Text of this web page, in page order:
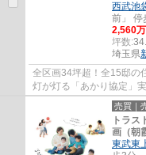
西武池
前」 停
2,560
坪数:
埼玉県
全区画34坪超！全15邸の
灯が灯る「あかり協定」
カタチにするフリープラ
売買｜
トラ
画（朝
東武東